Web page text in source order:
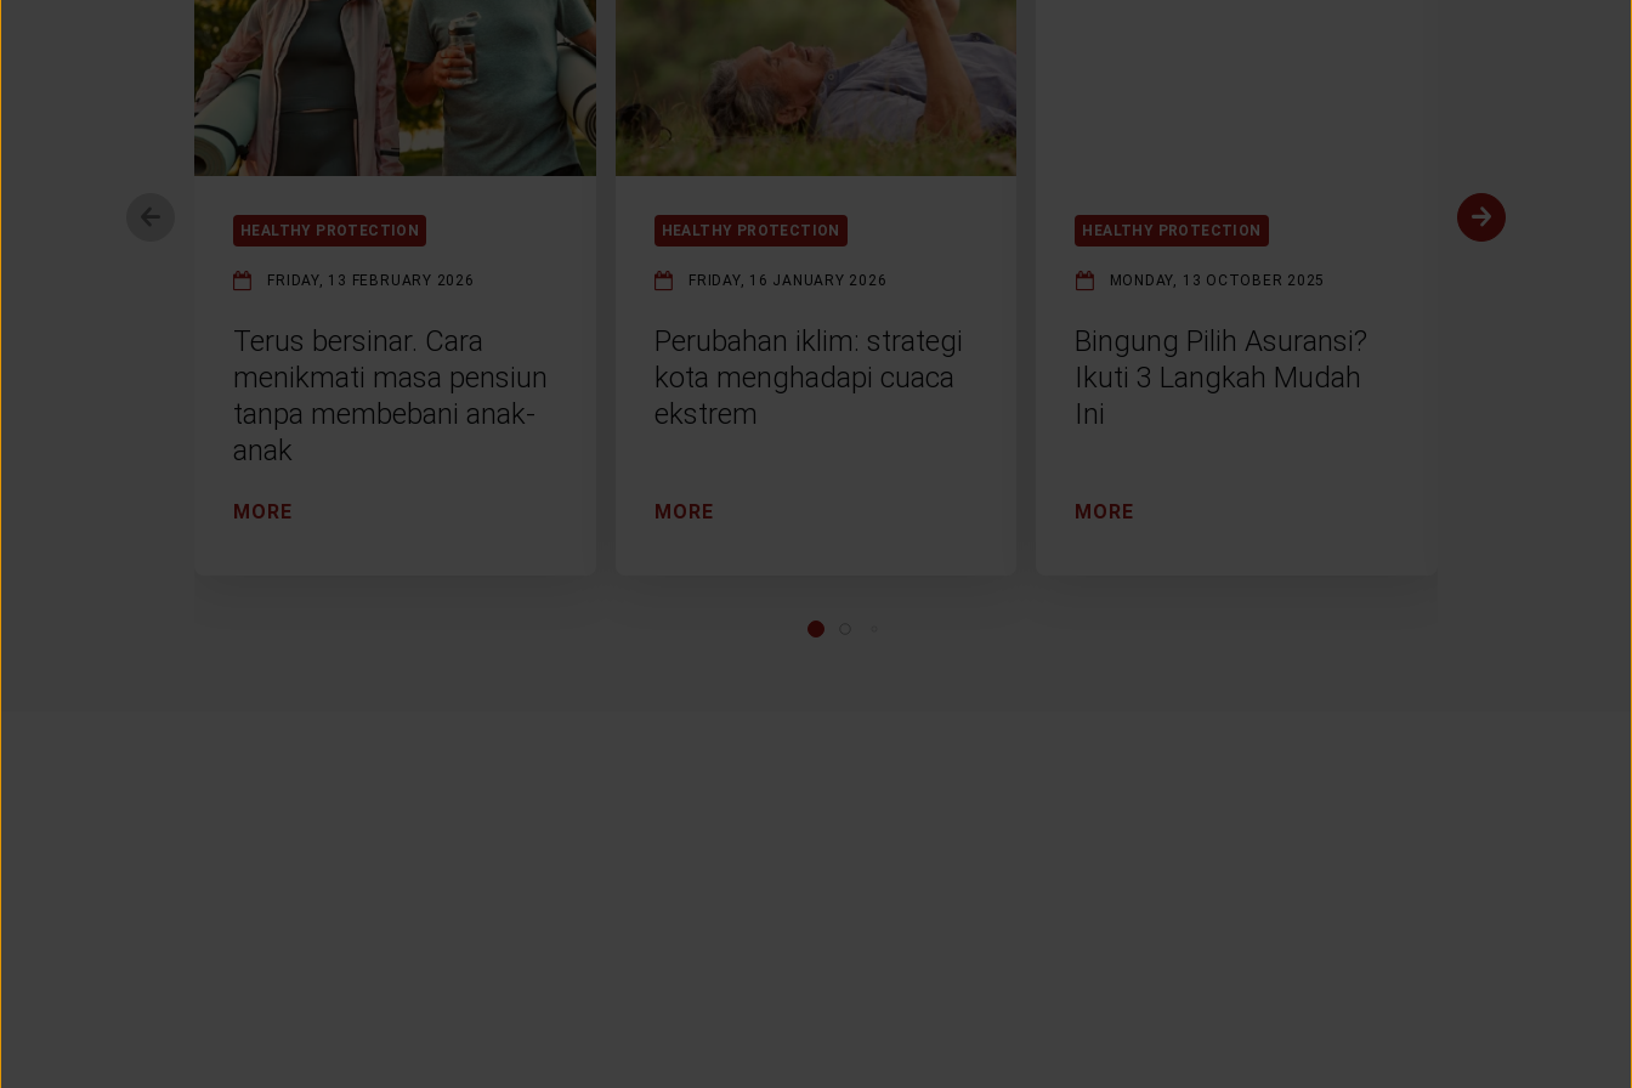
HEALTHY PROTECTION
FRIDAY, 13 FEBRUARY 2026
Terus bersinar. Cara
menikmati masa pensiun
tanpa membebani anak-
anak
MORE
HEALTHY PROTECTION
FRIDAY, 16 JANUARY 2026
Perubahan iklim: strategi
kota menghadapi cuaca
ekstrem
MORE
HEALTHY PROTECTION
MONDAY, 13 OCTOBER 2025
Bingung Pilih Asuransi?
Ikuti 3 Langkah Mudah
Ini
MORE
HEALTHY